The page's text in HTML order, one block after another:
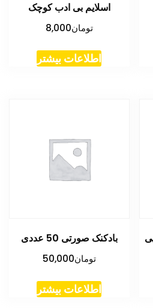
اسلایم بی ادب کوچک
تومان8,000
اطلاعات بیشتر
بادکنک صورتی 50 عددی
تومان50,000
اطلاعات بیشتر